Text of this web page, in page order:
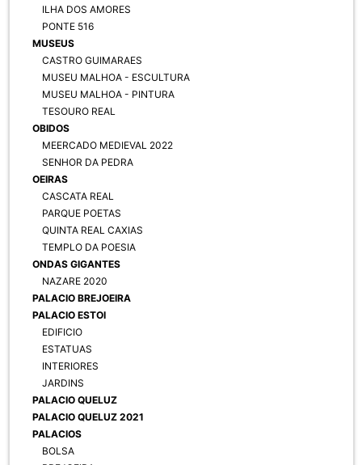
ILHA DOS AMORES
PONTE 516
MUSEUS
CASTRO GUIMARAES
MUSEU MALHOA - ESCULTURA
MUSEU MALHOA - PINTURA
TESOURO REAL
OBIDOS
MEERCADO MEDIEVAL 2022
SENHOR DA PEDRA
OEIRAS
CASCATA REAL
PARQUE POETAS
QUINTA REAL CAXIAS
TEMPLO DA POESIA
ONDAS GIGANTES
NAZARE 2020
PALACIO BREJOEIRA
PALACIO ESTOI
EDIFICIO
ESTATUAS
INTERIORES
JARDINS
PALACIO QUELUZ
PALACIO QUELUZ 2021
PALACIOS
BOLSA